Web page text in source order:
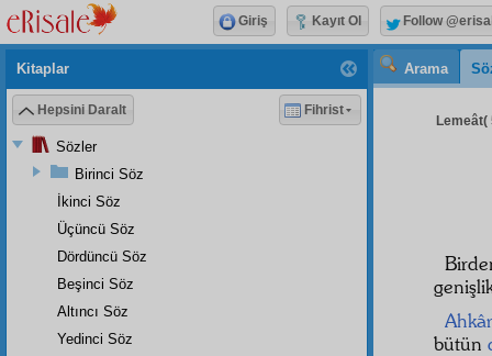
Arama
Lemeât(
bütün
Kitaplar
Hepsini Daralt Fihrist
Sözler
Birinci Söz
İkinci Söz
Üçüncü Söz
Dördüncü Söz
Beşinci Söz
Altıncı Söz
Yedinci Söz
Giriş Kayıt Ol Follow